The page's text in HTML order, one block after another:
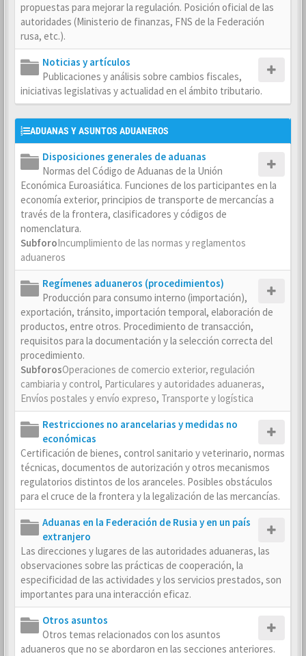
propuestas para mejorar la regulación. Posición oficial de las
autoridades (Ministerio de finanzas, FNS de la Federación
rusa, etc.).
Noticias y artículos
Publicaciones y análisis sobre cambios fiscales,
iniciativas legislativas y actualidad en el ámbito tributario.
ADUANAS Y ASUNTOS ADUANEROS
Disposiciones generales de aduanas
Normas del Código de Aduanas de la Unión
Económica Euroasiática. Funciones de los participantes en la
economía exterior, principios de transporte de mercancías a
través de la frontera, clasificadores y códigos de
nomenclatura.
SubforoIncumplimiento de las normas y reglamentos
aduaneros
Regímenes aduaneros (procedimientos)
Producción para consumo interno (importación),
exportación, tránsito, importación temporal, elaboración de
productos, entre otros. Procedimiento de transacción,
requisitos para la documentación y la selección correcta del
procedimiento.
SubforosOperaciones de comercio exterior, regulación
cambiaria y control, Particulares y autoridades aduaneras,
Envíos postales y envío expreso, Transporte y logística
Restricciones no arancelarias y medidas no
económicas
Certificación de bienes, control sanitario y veterinario, normas
técnicas, documentos de autorización y otros mecanismos
regulatorios distintos de los aranceles. Posibles obstáculos
para el cruce de la frontera y la legalización de las mercancías.
Aduanas en la Federación de Rusia y en un país
extranjero
Las direcciones y lugares de las autoridades aduaneras, las
observaciones sobre las prácticas de cooperación, la
especificidad de las actividades y los servicios prestados, son
importantes para una interacción eficaz.
Otros asuntos
Otros temas relacionados con los asuntos
aduaneros que no se abordaron en las secciones anteriores.